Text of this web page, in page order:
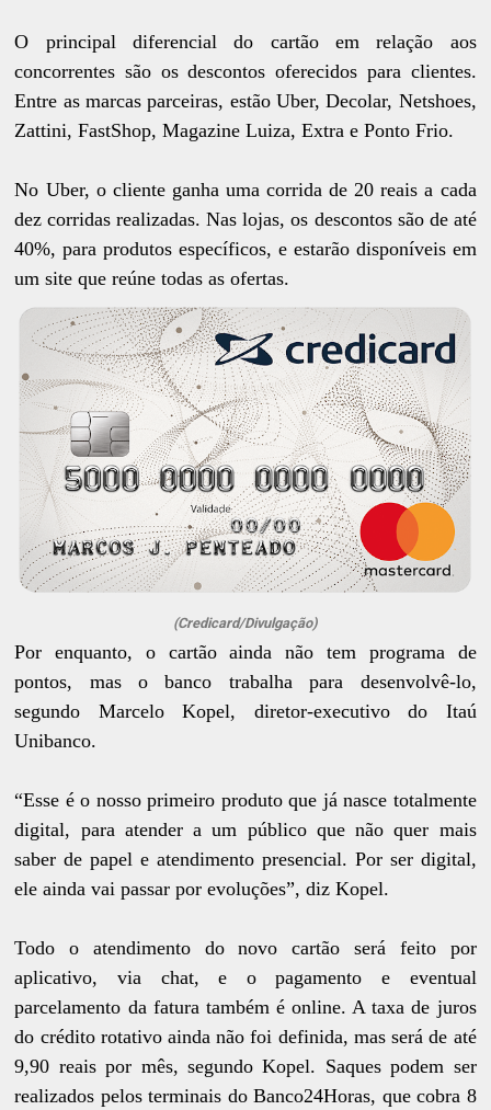
O principal diferencial do cartão em relação aos
concorrentes são os descontos oferecidos para clientes.
Entre as marcas parceiras, estão Uber, Decolar, Netshoes,
Zattini, FastShop, Magazine Luiza, Extra e Ponto Frio.
No Uber, o cliente ganha uma corrida de 20 reais a cada
dez corridas realizadas. Nas lojas, os descontos são de até
40%, para produtos específicos, e estarão disponíveis em
um site que reúne todas as ofertas.
(Credicard/Divulgação)
Por enquanto, o cartão ainda não tem programa de
pontos, mas o banco trabalha para desenvolvê-lo,
segundo Marcelo Kopel, diretor-executivo do Itaú
Unibanco.
“Esse é o nosso primeiro produto que já nasce totalmente
digital, para atender a um público que não quer mais
saber de papel e atendimento presencial. Por ser digital,
ele ainda vai passar por evoluções”, diz Kopel.
Todo o atendimento do novo cartão será feito por
aplicativo, via chat, e o pagamento e eventual
parcelamento da fatura também é online. A taxa de juros
do crédito rotativo ainda não foi definida, mas será de até
9,90 reais por mês, segundo Kopel. Saques podem ser
realizados pelos terminais do Banco24Horas, que cobra 8